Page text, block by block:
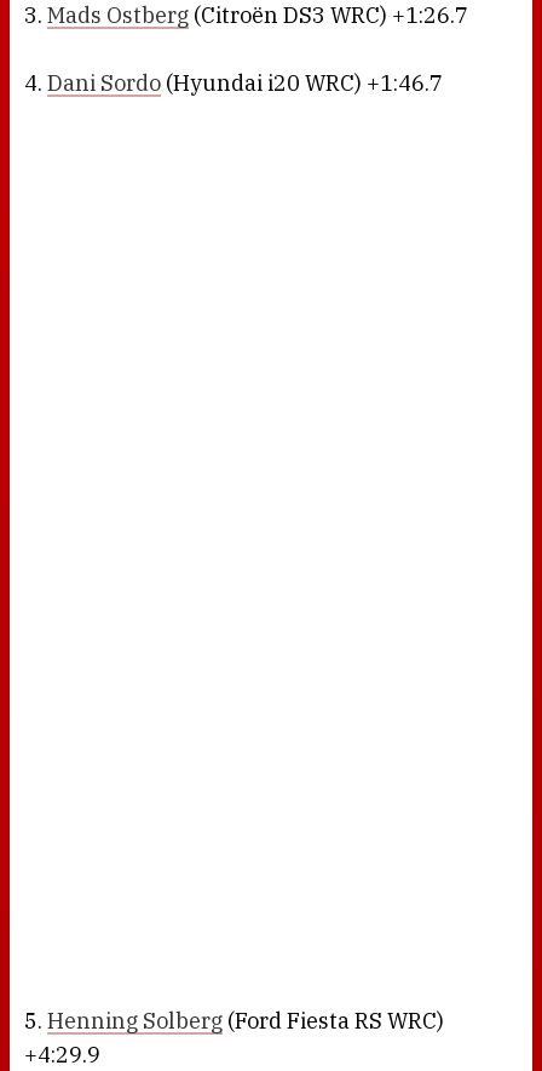
3. Mads Ostberg (Citroën DS3 WRC) +1:26.7
4. Dani Sordo (Hyundai i20 WRC) +1:46.7
5. Henning Solberg (Ford Fiesta RS WRC)
+4:29.9